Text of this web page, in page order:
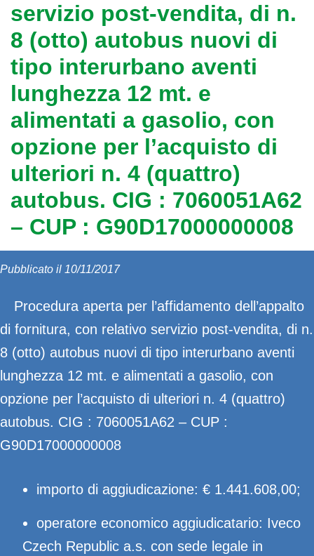
servizio post-vendita, di n.
8 (otto) autobus nuovi di
tipo interurbano aventi
lunghezza 12 mt. e
alimentati a gasolio, con
opzione per l’acquisto di
ulteriori n. 4 (quattro)
autobus. CIG : 7060051A62
– CUP : G90D17000000008
Pubblicato il 10/11/2017
Procedura aperta per l’affidamento dell’appalto
di fornitura, con relativo servizio post-vendita, di n.
8 (otto) autobus nuovi di tipo interurbano aventi
lunghezza 12 mt. e alimentati a gasolio, con
opzione per l’acquisto di ulteriori n. 4 (quattro)
autobus. CIG : 7060051A62 – CUP :
G90D17000000008
importo di aggiudicazione: € 1.441.608,00;
operatore economico aggiudicatario: Iveco
Czech Republic a.s. con sede legale in